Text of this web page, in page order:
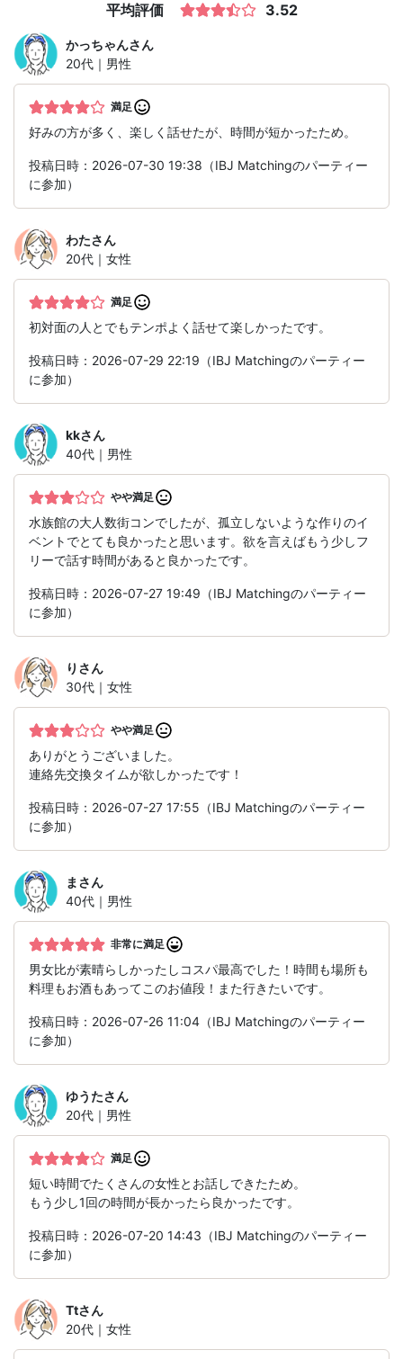
平均評価 3.52
かっちゃんさん
20代｜男性
満足
好みの方が多く、楽しく話せたが、時間が短かったため。
投稿日時：2026-07-30 19:38（IBJ Matchingのパーティー
に参加）
わたさん
20代｜女性
満足
初対面の人とでもテンポよく話せて楽しかったです。
投稿日時：2026-07-29 22:19（IBJ Matchingのパーティー
に参加）
kkさん
40代｜男性
やや満足
水族館の大人数街コンでしたが、孤立しないような作りのイ
ベントでとても良かったと思います。欲を言えばもう少しフ
リーで話す時間があると良かったです。
投稿日時：2026-07-27 19:49（IBJ Matchingのパーティー
に参加）
り さん
30代｜女性
やや満足
ありがとうございました。
連絡先交換タイムが欲しかったです！
投稿日時：2026-07-27 17:55（IBJ Matchingのパーティー
に参加）
ま さん
40代｜男性
非常に満足
男女比が素晴らしかったしコスパ最高でした！時間も場所も
料理もお酒もあってこのお値段！また行きたいです。
投稿日時：2026-07-26 11:04（IBJ Matchingのパーティー
に参加）
ゆうたさん
20代｜男性
満足
短い時間でたくさんの女性とお話しできたため。
もう少し1回の時間が長かったら良かったです。
投稿日時：2026-07-20 14:43（IBJ Matchingのパーティー
に参加）
Ttさん
20代｜女性